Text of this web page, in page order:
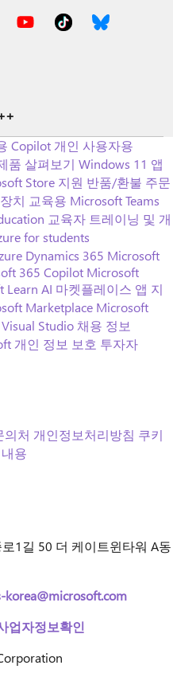
Copilot 개인 사용자용
품 살펴보기 Windows 11 앱
Store 지원 반품/환불 주문
치 교육용 Microsoft Teams
교육자 트레이닝 및 개
for students
Dynamics 365 Microsoft
365 Copilot Microsoft
Learn AI 마켓플레이스 앱 지
Marketplace Microsoft
Visual Studio 채용 정보
개인 정보 보호 투자자
의처 개인정보처리방침 쿠키
용
1길 50 더 케이트윈타워 A동
korea@microsoft.com
업자정보확인